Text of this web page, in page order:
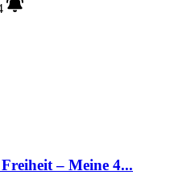
– Meine 4...